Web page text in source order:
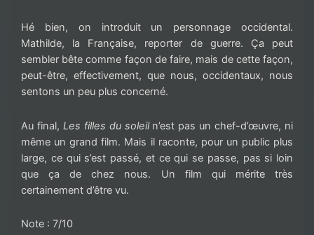
Hé bien, on introduit un personnage occidental.
Mathilde, la Française, reporter de guerre. Ça peut
sembler bête comme façon de faire, mais de cette façon,
peut-être, effectivement, que nous, occidentaux, nous
sentons un peu plus concerné.
Au final, Les filles du soleiln’est pas un chef-d’œuvre, ni
même un grand film. Mais il raconte, pour un public plus
large, ce qui s’est passé, et ce qui se passe, pas si loin
que ça de chez nous. Un film qui mérite très
certainement d’être vu.
Note : 7/10